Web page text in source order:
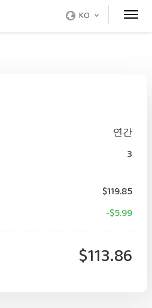
KO
연간
3
$119.85
-$5.99
$113.86